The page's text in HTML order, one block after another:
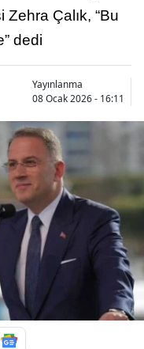
Çalık, “Bu
dedi
Yayınlanma
08 Ocak 2026 - 16:11